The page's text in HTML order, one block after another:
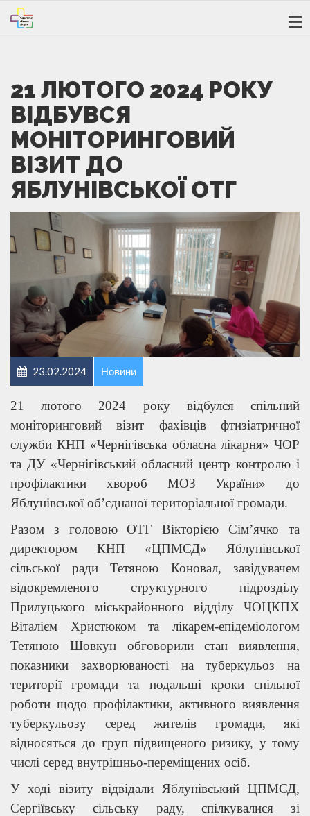
21 ЛЮТОГО 2024 РОКУ
ВІДБУВСЯ
МОНІТОРИНГОВИЙ
ВІЗИТ ДО
ЯБЛУНІВСЬКОЇ ОТГ
23.02.2024 Новини
21 лютого 2024 року відбулся спільний
моніторинговий візит фахівців фтизіатричної
служби КНП «Чернігівська обласна лікарня» ЧОР
та ДУ «Чернігівський обласний центр контролю і
профілактики хвороб МОЗ України» до
Яблунівської об’єднаної територіальної громади.
Разом з головою ОТГ Вікторією Сім’ячко та
директором КНП «ЦПМСД» Яблунівської
сільської ради Тетяною Коновал, завідувачем
відокремленого структурного підрозділу
Прилуцького міськрайонного відділу ЧОЦКПХ
Віталієм Христюком та лікарем-епідеміологом
Тетяною Шовкун обговорили стан виявлення,
показники захворюваності на туберкульоз на
території громади та подальші кроки спільної
роботи щодо профілактики, активного виявлення
туберкульозу серед жителів громади, які
відносяться до груп підвищеного ризику, у тому
числі серед внутрішньо-переміщених осіб.
У ході візиту відвідали Яблунівський ЦПМСД,
Сергіївську сільську раду, спілкувалися зі